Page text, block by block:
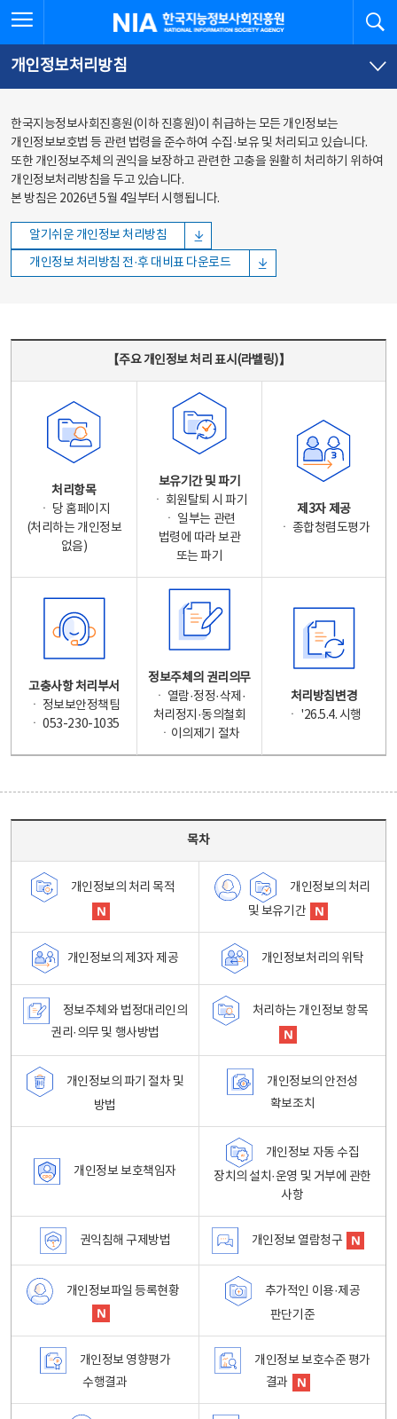
바로가기
바로가기
한국지능정보사회진흥원
개인정보처리방침
한국지능정보사회진흥원(이하 진흥원)이 취급하는 모든 개인정보는
개인정보보호법 등 관련 법령을 준수하여 수집·보유 및 처리되고 있습니다.
또한 개인정보주체의 권익을 보장하고 관련한 고충을 원활히 처리하기 위하여
개인정보처리방침을 두고 있습니다.
본 방침은 2026년 5월 4일부터 시행됩니다.
알기쉬운 개인정보 처리방침
개인정보 처리방침 전·후 대비표 다운로드
【주요 개인정보 처리 표시(라벨링)】
처리항목
ㆍ 당 홈페이지
(처리하는 개인정보
없음)
보유기간 및 파기
ㆍ 회원탈퇴 시 파기
ㆍ 일부는 관련
법령에 따라 보관
또는 파기
제3자 제공
ㆍ 종합청렴도평가
고충사항 처리부서
ㆍ 정보보안정책팀
ㆍ 053-230-1035
정보주체의 권리의무
ㆍ 열람·정정·삭제·
처리정지·동의철회
ㆍ이의제기 절차
처리방침변경
ㆍ '26.5.4. 시행
목차
개인정보의 처리 목적
개인정보의 처리
및 보유기간
개인정보의 제3자 제공 개인정보처리의 위탁
정보주체와 법정대리인의
권리·의무 및 행사방법
처리하는 개인정보 항목
개인정보의 파기 절차 및
방법
개인정보의 안전성
확보조치
개인정보 보호책임자
개인정보 자동 수집
장치의 설치·운영 및 거부에 관한
사항
권익침해 구제방법 개인정보 열람청구
개인정보파일 등록현황
추가적인 이용·제공
판단기준
개인정보 영향평가
수행결과
개인정보 보호수준 평가
결과